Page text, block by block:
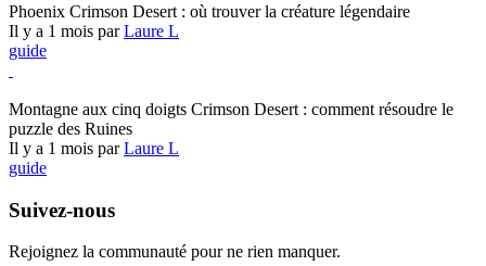
Phoenix Crimson Desert : où trouver la créature légendaire
Il y a 1 mois parLaure L
guide
Montagne aux cinq doigts Crimson Desert : comment résoudre le
puzzle des Ruines
Il y a 1 mois parLaure L
guide
Suivez-nous
Rejoignez la communauté pour ne rien manquer.